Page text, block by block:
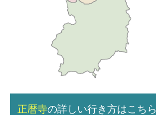
正暦寺の詳しい行き方はこちら